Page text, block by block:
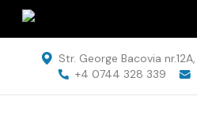
Str. George Bacovia
+4 0744 328 339